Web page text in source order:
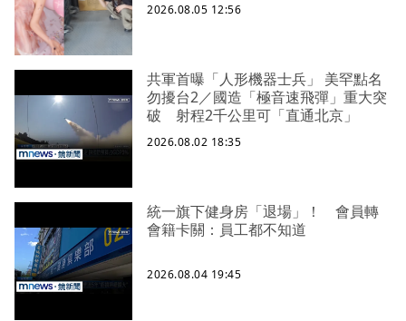
2026.08.05 12:56
共軍首曝「人形機器士兵」 美罕點名
勿擾台2／國造「極音速飛彈」重大突
破 射程2千公里可「直通北京」
2026.08.02 18:35
統一旗下健身房「退場」！ 會員轉
會籍卡關：員工都不知道
2026.08.04 19:45